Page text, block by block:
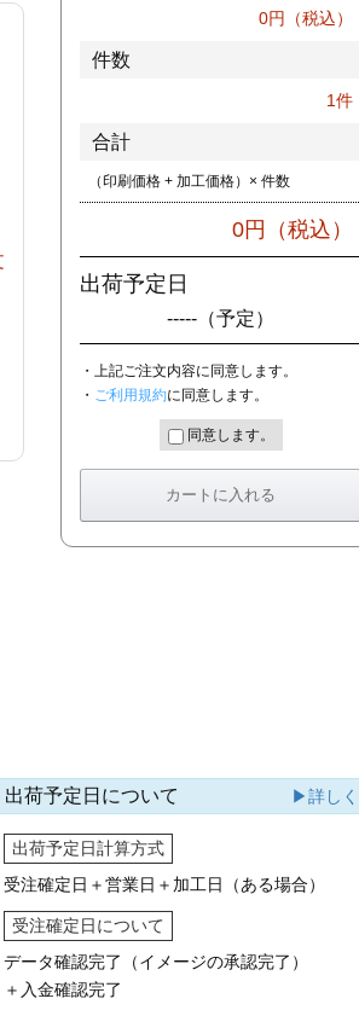
0円（税込）
件数
1件
合計
（印刷価格 + 加工価格）× 件数
0円（税込）
出荷予定日
----- （予定）
・上記ご注文内容に同意します。
・ ご利用規約に同意します。
同意します。
出荷予定日について ▶詳しく
出荷予定日計算方式
受注確定日＋営業日＋加工日（ある場合）
受注確定日について
データ確認完了（イメージの承認完了）
＋入金確認完了